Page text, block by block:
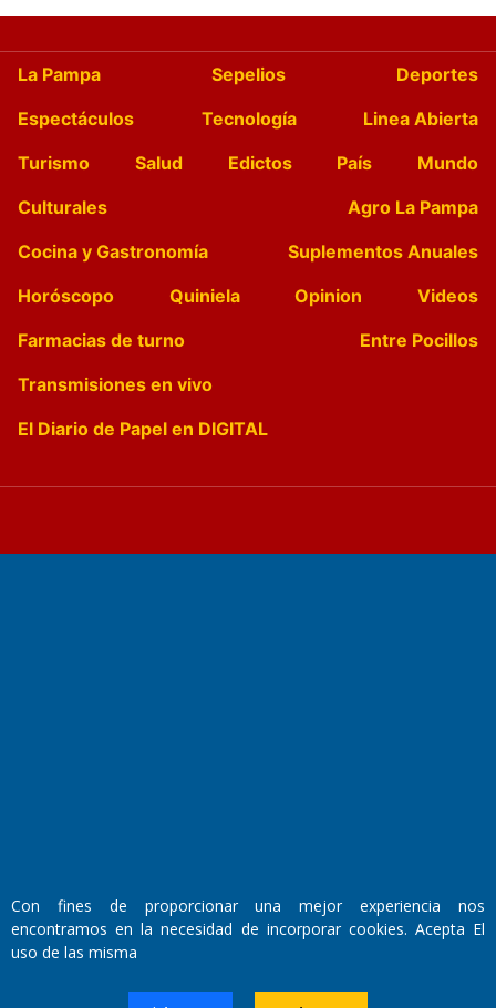
La Pampa Sepelios
Deportes
Espectáculos
Tecnología
Linea Abierta
Turismo
Salud Edictos País
Mundo
Culturales
Agro La Pampa
Cocina y Gastronomía
Suplementos Anuales
Horóscopo
Quiniela Opinion
Videos
Farmacias de turno
Entre Pocillos
Transmisiones en vivo
El Diario de Papel en DIGITAL
Domicilio Legal: José Ingenieros 855,
Santa Rosa, La Pampa.
Con fines de proporcionar una mejor experiencia nos
encontramos en la necesidad de incorporar cookies. Acepta El
uso de las misma